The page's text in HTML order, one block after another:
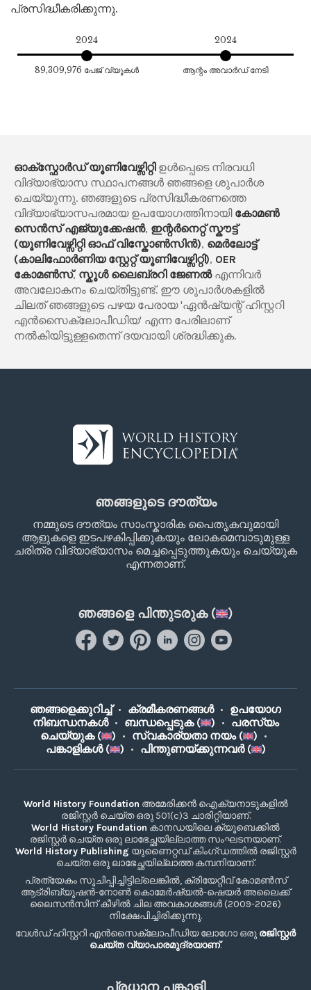
പ്രസിദ്ധീകരിക്കുന്നു.
2024
89,309,976 പേജ് വ്യൂകൾ
2024
ആന്റം അവാർഡ് നേടി
ഓക്സ്ഫോർഡ് യൂണിവേഴ്സിറ്റിഉൾപ്പെടെ നിരവധി
വിദ്യാഭ്യാസ സ്ഥാപനങ്ങൾ ഞങ്ങളെ ശുപാർശ
ചെയ്യുന്നു. ഞങ്ങളുടെ പ്രസിദ്ധീകരണത്തെ
വിദ്യാഭ്യാസപരമായ ഉപയോഗത്തിനായി കോമൺ
സെൻസ് എജ്യുക്കേഷൻ, ഇന്റർനെറ്റ് സ്കൗട്ട്
(യൂണിവേഴ്സിറ്റി ഓഫ് വിസ്കോൺസിൻ), മെർലോട്ട്
(കാലിഫോർണിയ സ്റ്റേറ്റ് യൂണിവേഴ്സിറ്റി), OER
കോമൺസ്, സ്കൂൾ ലൈബ്രറി ജേണൽഎന്നിവർ
അവലോകനം ചെയ്തിട്ടുണ്ട്. ഈ ശുപാർശകളിൽ
ചിലത് ഞങ്ങളുടെ പഴയ പേരായ 'ഏൻഷ്യന്റ് ഹിസ്റ്ററി
എൻസൈക്ലോപീഡിയ' എന്ന പേരിലാണ്
നൽകിയിട്ടുള്ളതെന്ന് ദയവായി ശ്രദ്ധിക്കുക.
ഞങ്ങളുടെ ദൗത്യം
നമ്മുടെ ദൗത്യം സാംസ്കാരിക പൈതൃകവുമായി
ആളുകളെ ഇടപഴകിപ്പിക്കുകയും ലോകമെമ്പാടുമുള്ള
ചരിത്ര വിദ്യാഭ്യാസം മെച്ചപ്പെടുത്തുകയും ചെയ്യുക
എന്നതാണ്.
ഞങ്ങളെ പിന്തുടരുക ( )
ഞങ്ങളെക്കുറിച്ച് • ക്രമീകരണങ്ങൾ • ഉപയോഗ
നിബന്ധനകൾ • ബന്ധപ്പെടുക ( ) • പരസ്യം
ചെയ്യുക (
) • സ്വകാര്യതാ നയം ( ) •
പങ്കാളികൾ (
) • പിന്തുണയ്ക്കുന്നവർ ( )
World History Foundation അമേരിക്കൻ ഐക്യനാടുകളിൽ
രജിസ്റ്റർ ചെയ്ത ഒരു 501(c)3 ചാരിറ്റിയാണ്.
World History Foundation കാനഡയിലെ ക്യൂബെക്കിൽ
രജിസ്റ്റർ ചെയ്ത ഒരു ലാഭേച്ഛയില്ലാത്ത സംഘടനയാണ്.
World History Publishing യുണൈറ്റഡ് കിംഗ്ഡത്തിൽ രജിസ്റ്റർ
ചെയ്ത ഒരു ലാഭേച്ഛയില്ലാത്ത കമ്പനിയാണ്.
പ്രത്യേകം സൂചിപ്പിച്ചിട്ടില്ലെങ്കിൽ, ക്രിയേറ്റീവ് കോമൺസ്
ആട്രിബ്യൂഷൻ-നോൺ കൊമേർഷ്യൽ-ഷെയർ അലൈക്ക്
ലൈസൻസിന് കീഴിൽ ചില അവകാശങ്ങൾ (2009-2026)
നിക്ഷേപിച്ചിരിക്കുന്നു.
വേൾഡ് ഹിസ്റ്ററി എൻസൈക്ലോപീഡിയ ലോഗോ ഒരു രജിസ്റ്റർ
ചെയ്ത വ്യാപാരമുദ്രയാണ്.